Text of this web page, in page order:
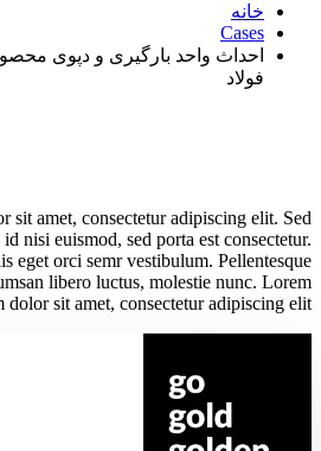
خانه
Cases
احداث واحد بارگیری و دپوی
فولاد
sit amet, consectetur adipiscing elit. Sed
nisi euismod, sed porta est consectetur.
eget orci semr vestibulum. Pellentesque
libero luctus, molestie nunc. Lorem
dolor sit amet, consectetur adipiscing elit.